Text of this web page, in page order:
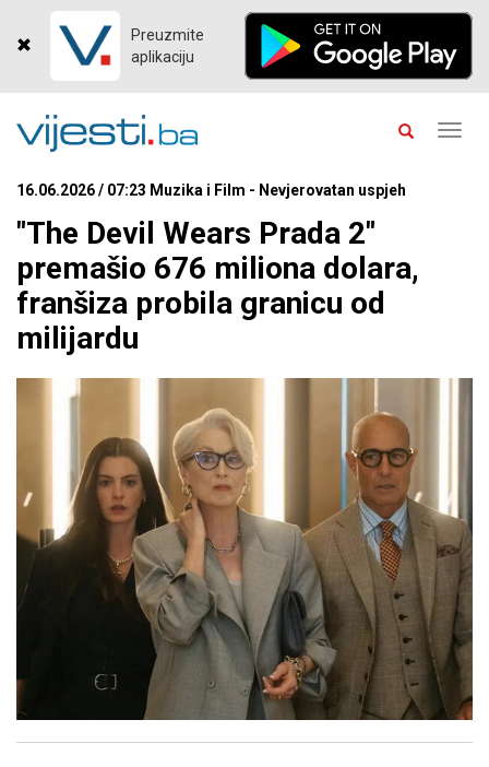
Preuzmite
aplikaciju
16.06.2026 / 07:23 Muzika i Film - Nevjerovatan uspjeh
"The Devil Wears Prada 2"
premašio 676 miliona dolara,
franšiza probila granicu od
milijardu